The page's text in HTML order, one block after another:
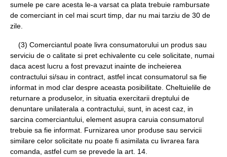
sumele pe care acesta le-a varsat ca plata trebuie rambursate
de comerciant in cel mai scurt timp, dar nu mai tarziu de 30 de
zile.
(3) Comerciantul poate livra consumatorului un produs sau
serviciu de o calitate si pret echivalente cu cele solicitate, numai
daca acest lucru a fost prevazut inainte de incheierea
contractului si/sau in contract, astfel incat consumatorul sa fie
informat in mod clar despre aceasta posibilitate. Cheltuielile de
returnare a produselor, in situatia exercitarii dreptului de
denuntare unilaterala a contractului, sunt, in acest caz, in
sarcina comerciantului, element asupra caruia consumatorul
trebuie sa fie informat. Furnizarea unor produse sau servicii
similare celor solicitate nu poate fi asimilata cu livrarea fara
comanda, astfel cum se prevede la art. 14.